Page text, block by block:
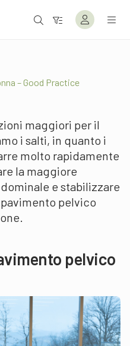
– Good Practice
maggiori per il
i salti, in quanto i
molto rapidamente
la maggiore
e stabilizzare
pelvico
pelvico